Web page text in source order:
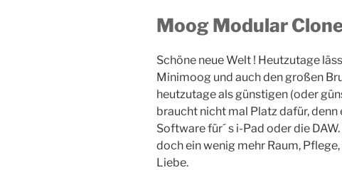
Moog Modular
Schöne neue Welt ! Heutzutage
Minimoog und auch den großen
heutzutage als günstigen (oder
braucht nicht mal Platz dafür,
Software für´ s i-Pad oder die
doch ein wenig mehr Raum,
Liebe.